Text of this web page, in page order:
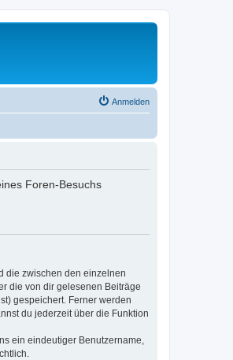
Anmelden
Foren-Besuchs
die zwischen den einzelnen
die von dir gelesenen Beiträge
gespeichert. Ferner werden
du jederzeit über die Funktion
ein eindeutiger Benutzername,